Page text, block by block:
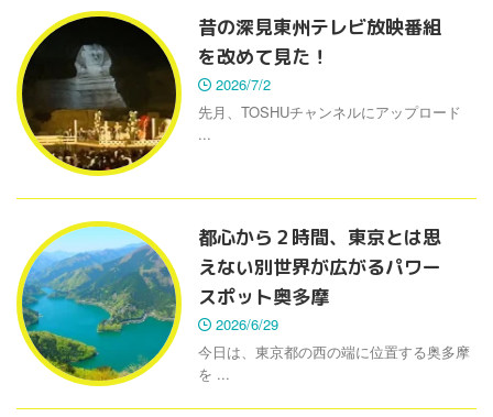
昔の深見東州テレビ放映番組
を改めて見た！
2026/7/2
先月、TOSHUチャンネルにアップロード
...
都心から２時間、東京とは思
えない別世界が広がるパワー
スポット奥多摩
2026/6/29
今日は、東京都の西の端に位置する奥多摩
を ...